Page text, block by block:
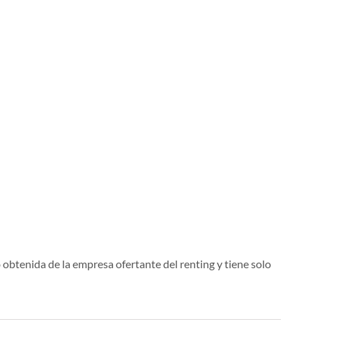
de la empresa ofertante del renting y tiene solo